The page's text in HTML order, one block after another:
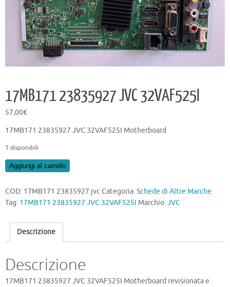
17MB171 23835927 JVC 32VAF525I
57,00€
17MB171 23835927 JVC 32VAF525I Motherboard
1 disponibili
17MB171
JVC
32VAF525I
Aggiungi al carrello
COD: 17MB171 23835927 jvc Categoria:Schede di Altre Marche
Tag: 17MB171 23835927 JVC 32VAF525I Marchio:JVC
Descrizione
Descrizione
17MB171 23835927 JVC 32VAF525I Motherboard revisionata e